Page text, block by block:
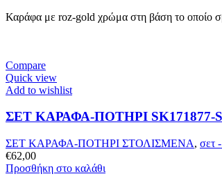
Καράφα με roz-gold χρώμα στη βάση το οποίο
Compare
Quick view
Add to wishlist
ΣΕΤ ΚΑΡΑΦΑ-ΠΟΤΗΡΙ SK171877-
ΣΕΤ ΚΑΡΑΦΑ-ΠΟΤΗΡΙ ΣΤΟΛΙΣΜΕΝΑ, σετ
€62,00
Προσθήκη στο καλάθι